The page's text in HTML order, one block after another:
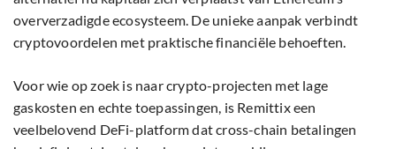
oververzadigde ecosysteem. De unieke aanpak verbindt
cryptovoordelen met praktische financiële behoeften.
Voor wie op zoek is naar crypto-projecten met lage
gaskosten en echte toepassingen, is Remittix een
veelbelovend DeFi-platform dat cross-chain betalingen